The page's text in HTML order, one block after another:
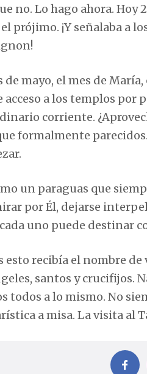
no. Lo hago ahora.
prójimo. ¡Y señalaba a
de mayo, el mes de
a los templos por
corriente.
formalmente
un paraguas que
por Él, dejarse
uno puede destinar
esto recibía el nombre
santos y crucifijos.
todos a lo mismo. No
a misa. La visita al